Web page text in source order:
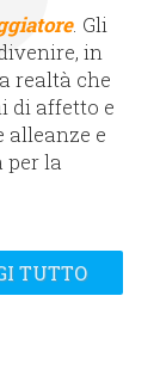
. Gli
in
realtà che
di affetto e
e
per la
TUTTO